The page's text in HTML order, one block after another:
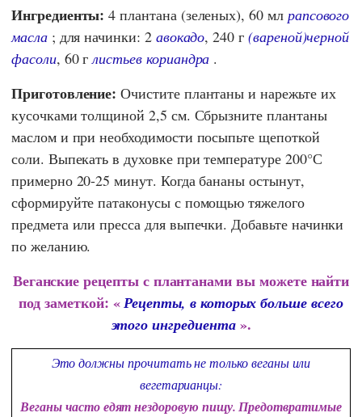
Ингредиенты: 4 плантана (зеленых), 60 мл рапсового
масла; для начинки: 2 авокадо, 240 г (вареной)черной
фасоли, 60 глистьев кориандра .
Приготовление: Очистите плантаны и нарежьте их
кусочками толщиной 2,5 см. Сбрызните плантаны
маслом и при необходимости посыпьте щепоткой
соли. Выпекать в духовке при температуре 200°С
примерно 20-25 минут. Когда бананы остынут,
сформируйте патаконусы с помощью тяжелого
предмета или пресса для выпечки. Добавьте начинки
по желанию.
Веганские рецепты с плантанами вы можете найти
под заметкой: «Рецепты, в которых больше всего
этого ингредиента».
Это должны прочитать не только веганы или
вегетарианцы:
Веганы часто едят нездоровую пищу. Предотвратимые